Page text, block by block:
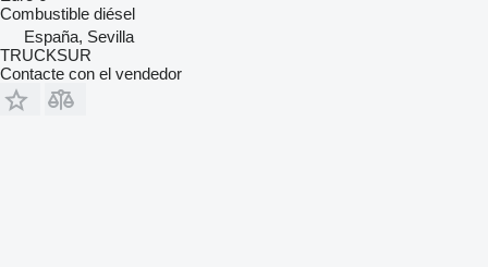
Combustible diésel
España, Sevilla
TRUCKSUR
Contacte con el vendedor